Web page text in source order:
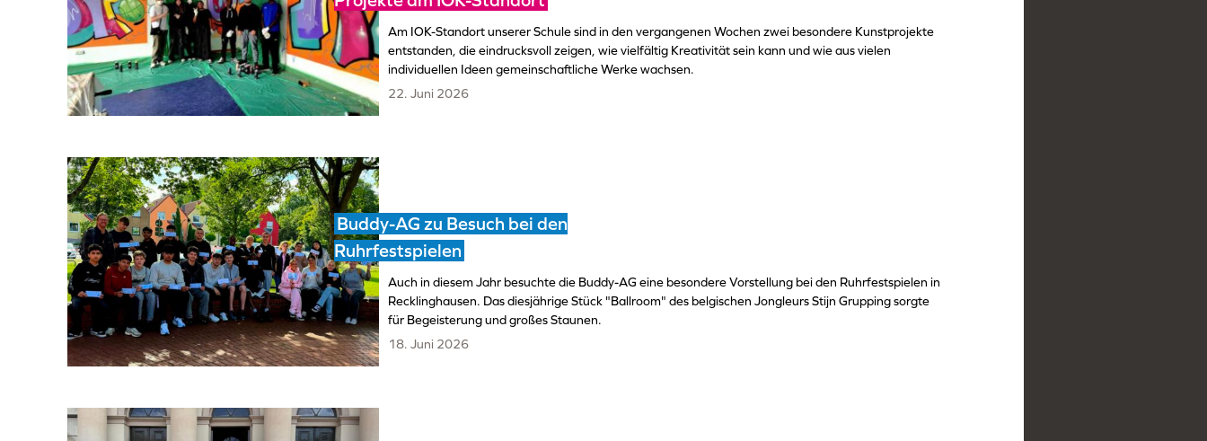
Am IOK-Standort unserer Schule sind in den vergangenen Wochen zwei besondere Kunstprojekte
entstanden, die eindrucksvoll zeigen, wie vielfältig Kreativität sein kann und wie aus vielen
individuellen Ideen gemeinschaftliche Werke wachsen.
22. Juni 2026
Buddy-AG zu Besuch bei den
Ruhrfestspielen
Auch in diesem Jahr besuchte die Buddy-AG eine besondere Vorstellung bei den Ruhrfestspielen in
Recklinghausen. Das diesjährige Stück "Ballroom" des belgischen Jongleurs Stijn Grupping sorgte
für Begeisterung und großes Staunen.
18. Juni 2026